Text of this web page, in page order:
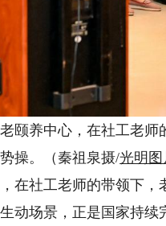
养中心，在社工老师
操。（秦祖泉摄/光明图
社工老师的带领下，
动场景，正是国家持续